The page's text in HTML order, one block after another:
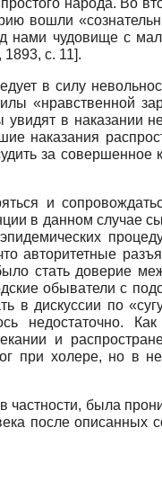
вошли
нами чудовище с
1893, с. 11].
в силу
«нравственной
в наказании
наказания
за
и
в данном случае
авторитетные
стать доверие
обыватели с
в дискуссии по
недостаточно.
и
при холере, но в
частности, была
после